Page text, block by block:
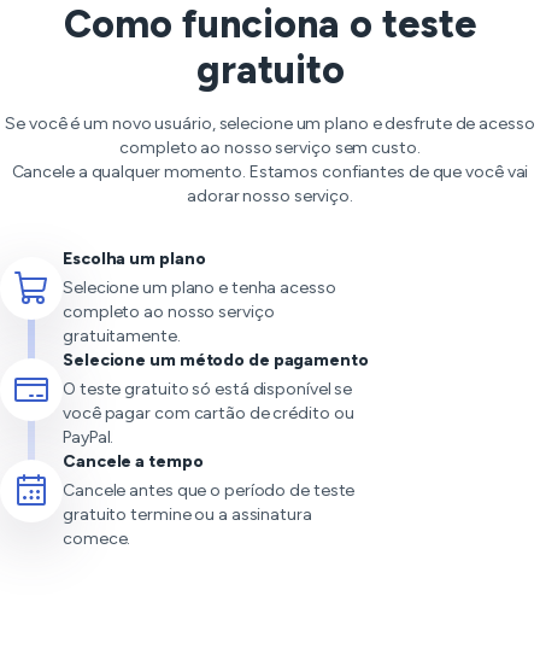
Como funciona o teste
gratuito
Se você é um novo usuário, selecione um plano e desfrute de acesso
completo ao nosso serviço sem custo.
Cancele a qualquer momento. Estamos confiantes de que você vai
adorar nosso serviço.
Escolha um plano
Selecione um plano e tenha acesso
completo ao nosso serviço
gratuitamente.
Selecione um método de pagamento
O teste gratuito só está disponível se
você pagar com cartão de crédito ou
PayPal.
Cancele a tempo
Cancele antes que o período de teste
gratuito termine ou a assinatura
comece.